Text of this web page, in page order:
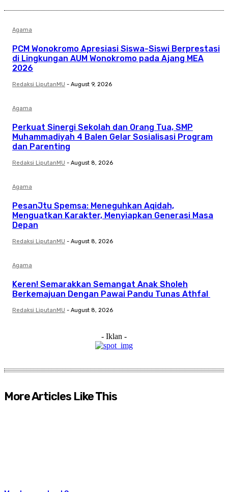
Agama
PCM Wonokromo Apresiasi Siswa-Siswi Berprestasi
di Lingkungan AUM Wonokromo pada Ajang MEA
2026
Redaksi LiputanMU - August 9, 2026
Agama
Perkuat Sinergi Sekolah dan Orang Tua, SMP
Muhammadiyah 4 Balen Gelar Sosialisasi Program
dan Parenting
Redaksi LiputanMU - August 8, 2026
Agama
PesanJtu Spemsa: Meneguhkan Aqidah,
Menguatkan Karakter, Menyiapkan Generasi Masa
Depan
Redaksi LiputanMU - August 8, 2026
Agama
Keren! Semarakkan Semangat Anak Sholeh
Berkemajuan Dengan Pawai Pandu Tunas Athfal
Redaksi LiputanMU - August 8, 2026
- Iklan -
More Articles Like This